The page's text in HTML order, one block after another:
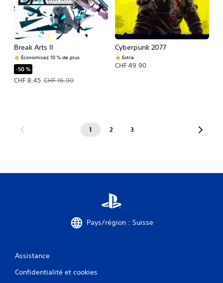
Break Arts II
Économisez 10 % de plus
-50 %
CHF 8.45
Prix de l'offre : CHF 8.45 Prix initial : CHF 16.90
CHF 16.90
Cyberpunk 2077
Extra
CHF 49.90
1 2 3
Pays/région : Suisse
Assistance
Confidentialité et cookies